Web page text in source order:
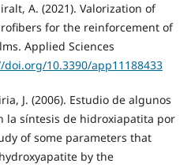
A. (2021). Valorization of
for the reinforcement of
Applied Sciences
10.3390/app11188433
J. (2006). Estudio de algunos
la síntesis de hidroxiapatita por
of some parameters that
by the